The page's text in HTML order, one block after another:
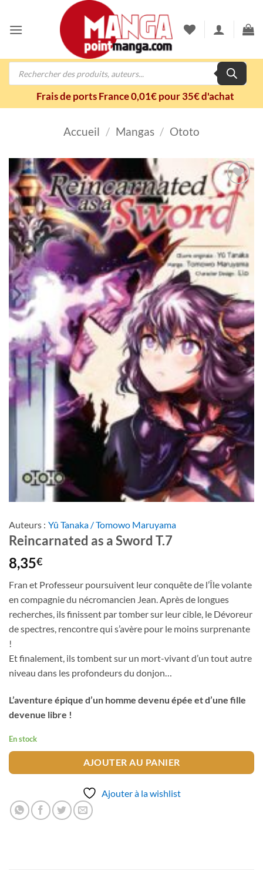
contenu
Recherche
Frais de ports France 0,01€ pour 35€ d'achat
Accueil / Mangas / Ototo
Ajouter
à la
wishlist
Auteurs : Yû Tanaka / Tomowo Maruyama
Reincarnated as a Sword T.7
8,35€
Fran et Professeur poursuivent leur conquête de l’Île volante
en compagnie du nécromancien Jean. Après de longues
recherches, ils finissent par tomber sur leur cible, le Dévoreur
de spectres, rencontre qui s’avère pour le moins surprenante
!
Et finalement, ils tombent sur un mort-vivant d’un tout autre
niveau dans les profondeurs du donjon…
L’aventure épique d’un homme devenu épée et d’une fille
devenue libre !
En stock
AJOUTER AU PANIER
Ajouter à la wishlist